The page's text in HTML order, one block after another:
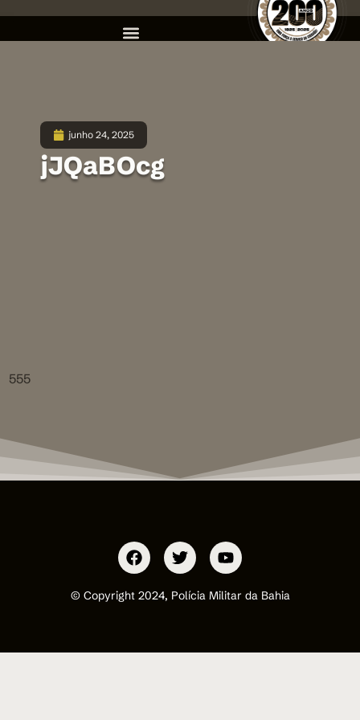
junho 24, 2025
jJQaBOcg
555
© Copyright 2024, Polícia Militar da Bahia